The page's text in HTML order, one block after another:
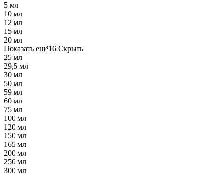
5 мл
10 мл
12 мл
15 мл
20 мл
Показать ещё16 Скрыть
25 мл
29,5 мл
30 мл
50 мл
59 мл
60 мл
75 мл
100 мл
120 мл
150 мл
165 мл
200 мл
250 мл
300 мл